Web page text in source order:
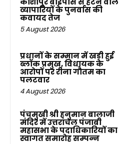
व्यापारियों के पुनर्वास की
कवायद तेज
5 August 2026
प्रधानों के सम्मान में खड़ी हुई
ब्लॉक प्रमुख, विधायक के
आरोपों पर रीना गौतम का
पलटवार
4 August 2026
पंचमुखी श्री हनुमान बालाजी
मंदिर में उत्तरांचल पंजाबी
महासभा के पदाधिकारियों का
स्वागत समारोह सम्पन्न